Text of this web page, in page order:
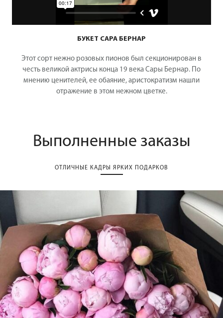
БУКЕТ САРА БЕРНАР
Этот сорт нежно розовых пионов был секционирован в
честь великой актрисы конца 19 века Сары Бернар. По
мнению ценителей, ее обаяние, аристократизм нашли
отражение в этом нежном цветке.
Выполненные заказы
ОТЛИЧНЫЕ КАДРЫ ЯРКИХ ПОДАРКОВ
Позвонить
+74992888637
WhatsApp
+79154584761